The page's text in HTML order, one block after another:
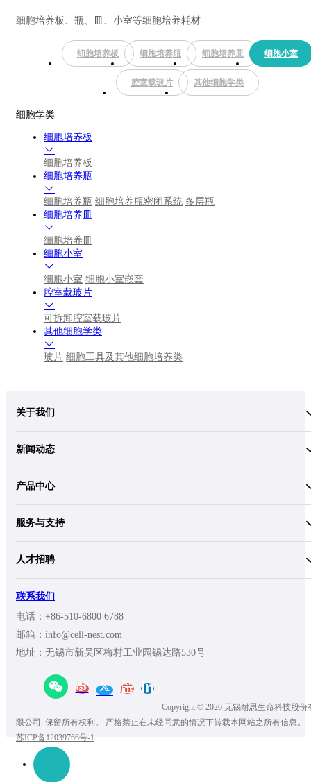
细胞培养板、瓶、皿、小室等细胞培养耗材
细胞培养板 细胞培养瓶 细胞培养皿 细胞小室
腔室载玻片 其他细胞学类
细胞学类
细胞培养板
细胞培养板
细胞培养瓶
细胞培养瓶 细胞培养瓶密闭系统 多层瓶
细胞培养皿
细胞培养皿
细胞小室
细胞小室 细胞小室嵌套
腔室载玻片
可拆卸腔室载玻片
其他细胞学类
玻片 细胞工具及其他细胞培养类
关于我们
新闻动态
产品中心
服务与支持
人才招聘
联系我们
电话：+86-510-6800 6788
邮箱：info@cell-nest.com
地址：无锡市新吴区梅村工业园锡达路530号
Copyright © 2026 无锡耐思生命科技股份
限公司. 保留所有权利。 严格禁止在未经同意的情况下转载本网站之所有信息。
苏ICP备12039766号-1